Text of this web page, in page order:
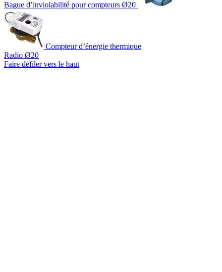
Bague d’inviolabilité pour compteurs Ø20
Compteur d’énergie thermique
Radio Ø20
Faire défiler vers le haut